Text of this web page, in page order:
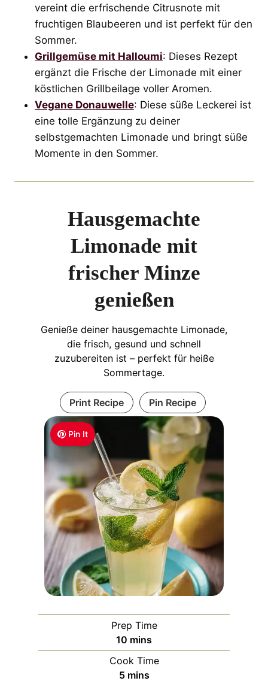
vereint die erfrischende Citrusnote mit
fruchtigen Blaubeeren und ist perfekt für den
Sommer.
Grillgemüse mit Halloumi: Dieses Rezept
ergänzt die Frische der Limonade mit einer
köstlichen Grillbeilage voller Aromen.
Vegane Donauwelle: Diese süße Leckerei ist
eine tolle Ergänzung zu deiner
selbstgemachten Limonade und bringt süße
Momente in den Sommer.
Pin It
Hausgemachte
Limonade mit
frischer Minze
genießen
Genieße deiner hausgemachte Limonade,
die frisch, gesund und schnell
zuzubereiten ist – perfekt für heiße
Sommertage.
Print Recipe Pin Recipe
Prep Time
10 m
i
n
mins
Cook Time
5mmins